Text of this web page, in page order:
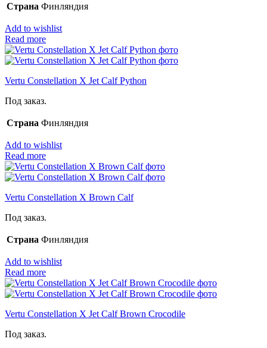
Страна Финляндия
Add to wishlist
Read more
Vertu Constellation X Jet Calf Python
Под заказ.
Страна Финляндия
Add to wishlist
Read more
Vertu Constellation X Brown Calf
Под заказ.
Страна Финляндия
Add to wishlist
Read more
Vertu Constellation X Jet Calf Brown Crocodile
Под заказ.